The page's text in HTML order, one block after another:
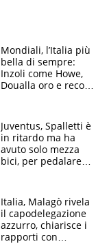
Mondiali, l’Italia più
bella di sempre:
Inzoli come Howe,
Doualla oro e record
Juventus, Spalletti è
in ritardo ma ha
avuto solo mezza
bici, per pedalare
Italia, Malagò rivela
il capodelegazione
azzurro, chiarisce i
rapporti con